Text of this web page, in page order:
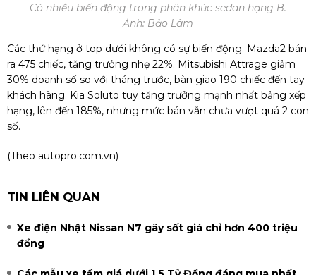
Có nhiều biến động trong phân khúc sedan hạng B.
Ảnh: Bảo Lâm
Các thứ hạng ở top dưới không có sự biến động. Mazda2 bán
ra 475 chiếc, tăng trưởng nhẹ 22%. Mitsubishi Attrage giảm
30% doanh số so với tháng trước, bàn giao 190 chiếc đến tay
khách hàng. Kia Soluto tuy tăng trưởng mạnh nhất bảng xếp
hạng, lên đến 185%, nhưng mức bán vẫn chưa vượt quá 2 con
số.
(Theo autopro.com.vn)
TIN LIÊN QUAN
Xe điện Nhật Nissan N7 gây sốt giá chỉ hơn 400 triệu
đồng